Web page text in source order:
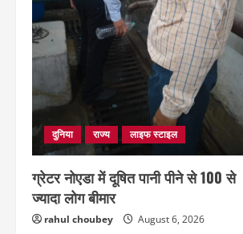
दुनिया राज्य लाइफ स्टाइल
ग्रेटर नोएडा में दूषित पानी पीने से 100 से
ज्यादा लोग बीमार
rahul choubey August 6, 2026